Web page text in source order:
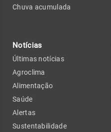
Chuva acumulada
Notícias
Últimas notícias
Agroclima
Alimentação
Saúde
Alertas
Sustentabilidade